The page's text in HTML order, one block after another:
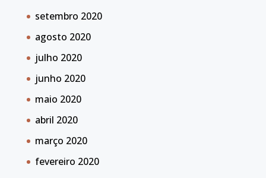
setembro 2020
agosto 2020
julho 2020
junho 2020
maio 2020
abril 2020
março 2020
fevereiro 2020